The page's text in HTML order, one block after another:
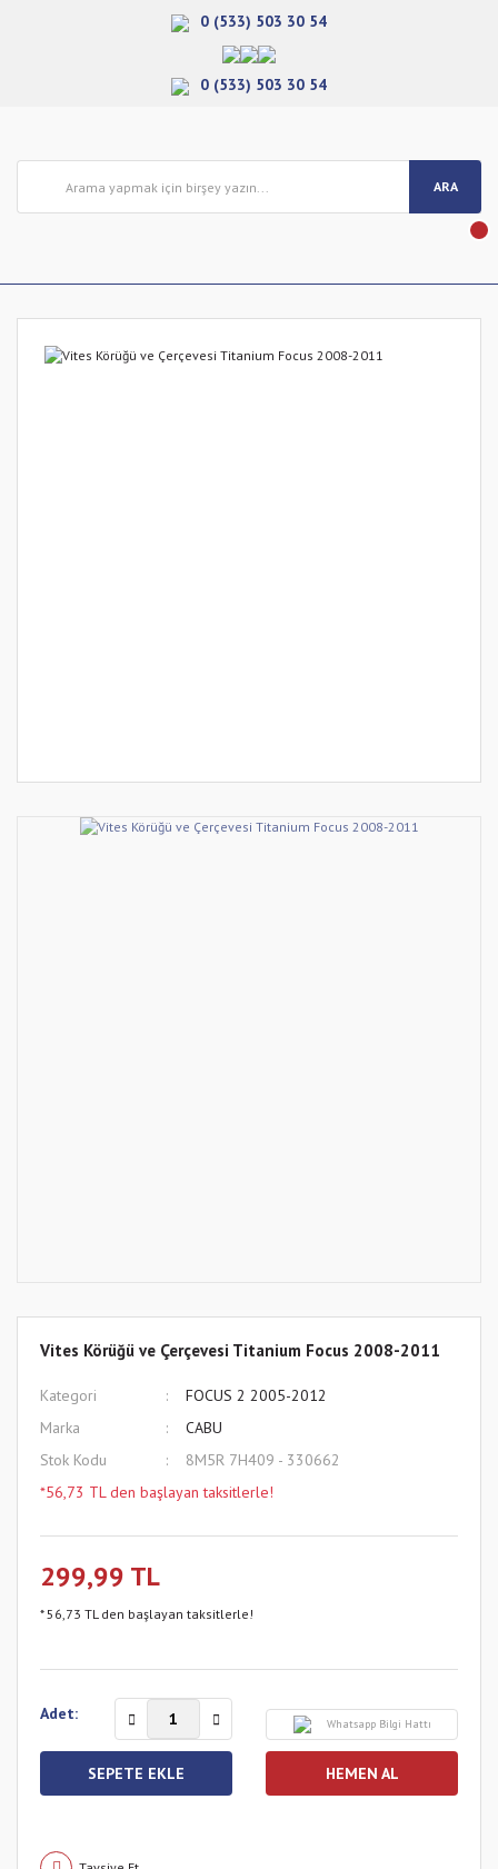
0 (533) 503 30 54
0 (533) 503 30 54
ARA
Vites Körüğü ve Çerçevesi Titanium Focus 2008-2011
Kategori
FOCUS 2 2005-2012
Marka
CABU
Stok Kodu
8M5R 7H409 - 330662
*56,73 TL den başlayan taksitlerle!
299,99 TL
* 56,73 TL den başlayan taksitlerle!
Adet:
Whatsapp Bilgi Hattı
SEPETE EKLE HEMEN AL